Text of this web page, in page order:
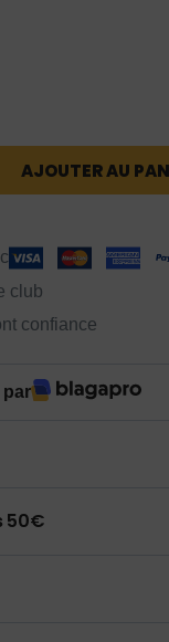
AJOUTER AU
club
confiance
par
50€